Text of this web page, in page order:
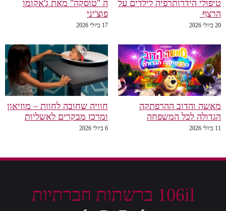
טיפולי הידרותרפיה לילדים על
הרצף
20 ביולי 2026
ה "טוסקה" מאת ג'אקומו
פוצ'יני
17 ביולי 2026
מאשה והדוב ההרפתקה
הגדולה לכל המשפחה
11 ביולי 2026
חוויה שחובה לחוות – מוזיאון
ומרכז מבקרים לאשליות
6 ביולי 2026
106il ברשתות חברתיות